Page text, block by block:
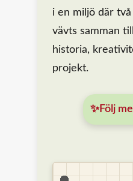
i en miljö där
vävts samman
historia,
projekt.
✨Följ